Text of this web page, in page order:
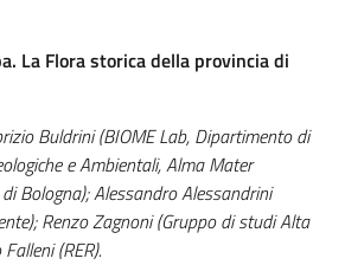
La Flora storica della provincia di
Buldrini (BIOME Lab, Dipartimento di
e Ambientali, Alma Mater
Bologna); Alessandro Alessandrini
Renzo Zagnoni (Gruppo di studi Alta
(RER).